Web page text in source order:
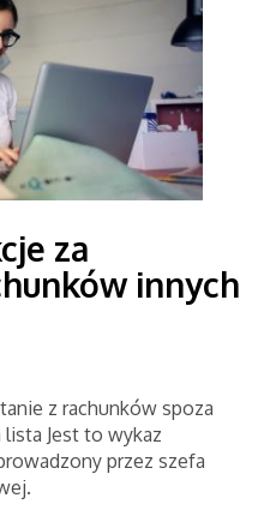
za
innych
z rachunków spoza
lista Jest to wykaz
przez szefa